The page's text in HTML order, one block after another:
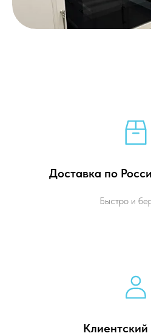
Доставка по
Быстро и
Клиентский